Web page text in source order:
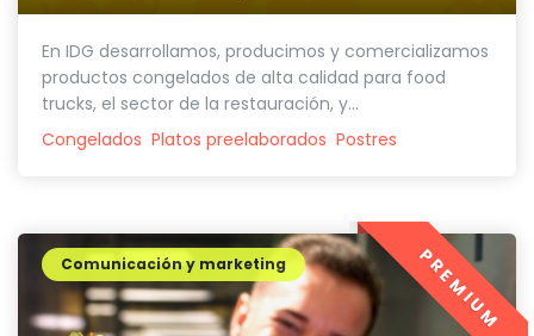
En IDG desarrollamos, producimos y comercializamos
productos congelados de alta calidad para food
trucks, el sector de la restauración, y...
Congelados Platos preelaborados Postres
Comunicación y marketing PREMIUM